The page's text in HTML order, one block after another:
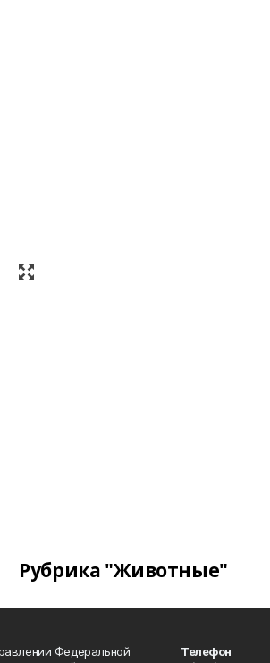
Рубрика "Животные"
Федеральной
Телефон